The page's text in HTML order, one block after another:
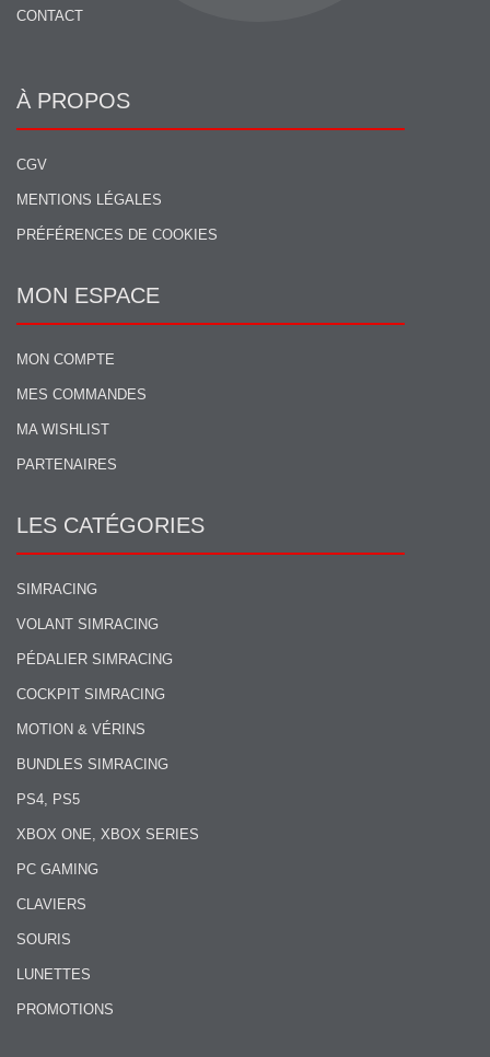
CONTACT
À PROPOS
CGV
MENTIONS LÉGALES
PRÉFÉRENCES DE COOKIES
MON ESPACE
MON COMPTE
MES COMMANDES
MA WISHLIST
PARTENAIRES
LES CATÉGORIES
SIMRACING
VOLANT SIMRACING
PÉDALIER SIMRACING
COCKPIT SIMRACING
MOTION & VÉRINS
BUNDLES SIMRACING
PS4, PS5
XBOX ONE, XBOX SERIES
PC GAMING
CLAVIERS
SOURIS
LUNETTES
PROMOTIONS